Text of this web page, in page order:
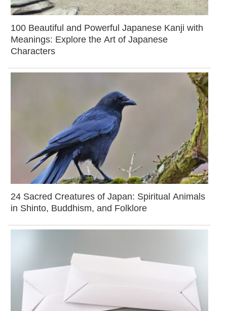
100 Beautiful and Powerful Japanese Kanji with
Meanings: Explore the Art of Japanese
Characters
24 Sacred Creatures of Japan: Spiritual Animals
in Shinto, Buddhism, and Folklore